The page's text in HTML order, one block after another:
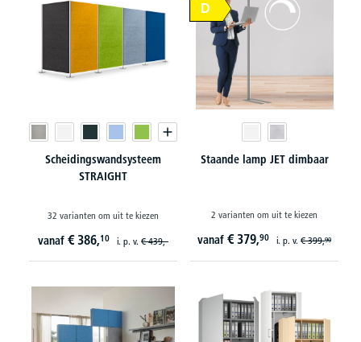
Scheidingswandsysteem
STRAIGHT
32 varianten om uit te kiezen
vanaf € 386,10 i. p. v. € 439,-
D
Staande lamp JET dimbaar
2 varianten om uit te kiezen
vanaf € 379,90 i. p. v. € 399,90